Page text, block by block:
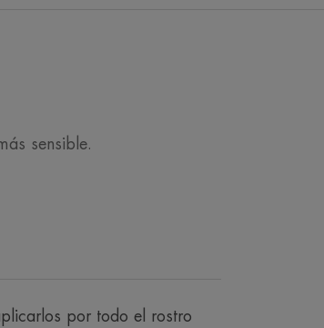
sensible.
por todo el rostro